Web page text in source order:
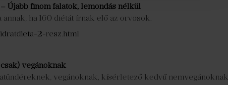
Újabb finom falatok, lemondás nélkül
ha 160 diétát írnak elő az orvosok.
2-resz.html
vegánoknak
vegánoknak, kísérletező kedvű nemvegánoknak